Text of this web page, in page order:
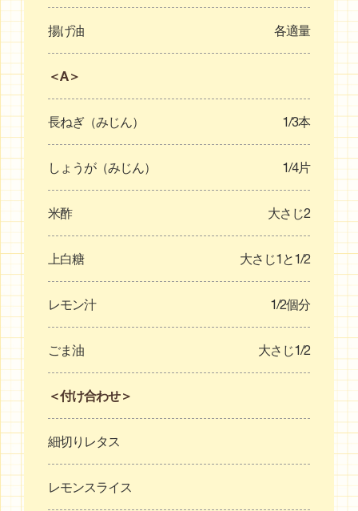
揚げ油 各適量
＜A＞
長ねぎ（みじん） 1/3本
しょうが（みじん） 1/4片
米酢 大さじ2
上白糖 大さじ1と1/2
レモン汁 1/2個分
ごま油 大さじ1/2
＜付け合わせ＞
細切りレタス
レモンスライス